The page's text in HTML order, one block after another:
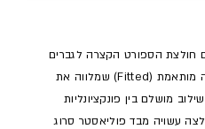
חולצת הספורט הקצרה לגברים
מבית Nike. החולצה מעוצבת בגזרה מותאמת (Fitted) שמלווה את
מושלם בין פונקציונליות
עשויה מבד פוליאסטר סרוג